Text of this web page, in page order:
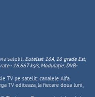
satelit: Eutelsat 16A, 16 grade Est,
- 16.667 ks/s, Modulație: DVB-
TV pe satelit: canalele Alfa
TV editeaza, la fiecare doua luni,